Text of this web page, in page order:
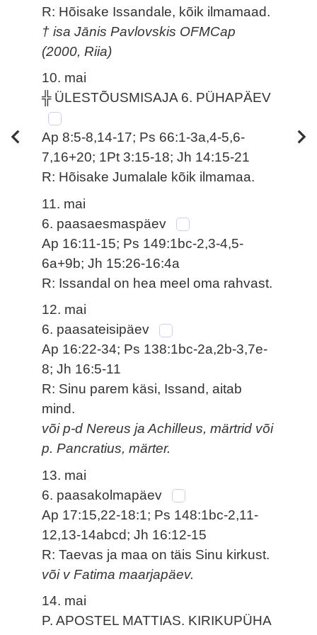
R: Hõisake Issandale, kõik ilmamaad.
† isa Jānis Pavlovskis OFMCap
(2000, Riia)
10. mai
╬ ÜLESTÕUSMISAJA 6. PÜHAPÄEV
Ap 8:5-8,14-17; Ps 66:1-3a,4-5,6-
7,16+20; 1Pt 3:15-18; Jh 14:15-21
R: Hõisake Jumalale kõik ilmamaa.
11. mai
6. paasaesmaspäev
Ap 16:11-15; Ps 149:1bc-2,3-4,5-
6a+9b; Jh 15:26-16:4a
R: Issandal on hea meel oma rahvast.
12. mai
6. paasateisipäev
Ap 16:22-34; Ps 138:1bc-2a,2b-3,7e-
8; Jh 16:5-11
R: Sinu parem käsi, Issand, aitab
mind.
või p-d Nereus ja Achilleus, märtrid või
p. Pancratius, märter.
13. mai
6. paasakolmapäev
Ap 17:15,22-18:1; Ps 148:1bc-2,11-
12,13-14abcd; Jh 16:12-15
R: Taevas ja maa on täis Sinu kirkust.
või v Fatima maarjapäev.
14. mai
P. APOSTEL MATTIAS. KIRIKUPÜHA